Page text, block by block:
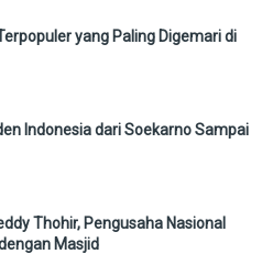
yang Paling Digemari di
Indonesia dari Soekarno Sampai
Thohir, Pengusaha Nasional
Masjid